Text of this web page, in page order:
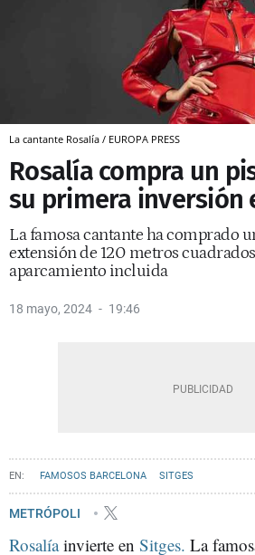
La cantante Rosalía / EUROPA PRESS
Rosalía compra un
su primera inversión
La famosa cantante ha comprado
extensión de 120 metros
aparcamiento incluida
18 mayo, 2024 19:46
FAMOSOS BARCELONA SITGES
METRÓPOLI
Rosalíainvierte en Sitges. La